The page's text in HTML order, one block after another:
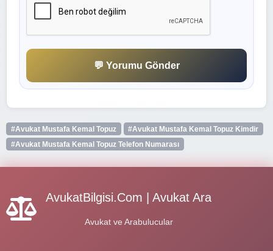
💬 Yorumu Gönder
#Avukat Mustafa Kemal Topuz
#Avukat Mustafa Kemal Topuz Kimdir
#Avukat Mustafa Kemal Topuz Telefon Numarası
AvukatBilgisi.Com | Avukat Ara
Avukat ve Arabulucular